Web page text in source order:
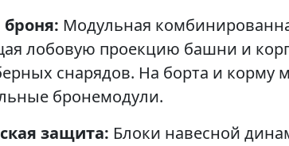
броня: Модульная
лобовую проекцию башни и
снарядов. На борта и корму
бронемодули.
защита: Блоки навесной